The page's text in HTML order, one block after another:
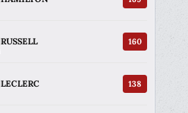
RUSSELL 160
LECLERC 138